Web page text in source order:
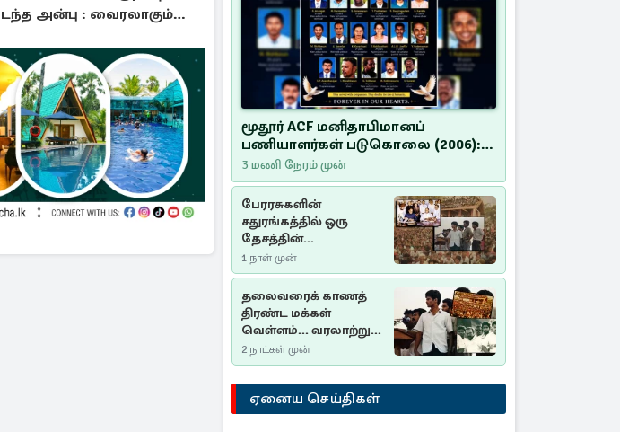
அன்பு : வைரலாகும்
மூதூர் ACF மனிதாபிமானப்
பணியாளர்கள் படுகொலை (2006):
20 ஆண்டுகளாகியும் நீதி
மறுக்கப்பட்ட மனிதாபிமானப்
பேரவலம்
3 மணி நேரம் முன்
பேரரசுகளின்
சதுரங்கத்தில் ஒரு
தேசத்தின்
தீர்க்கதரிசனம் :
சுதுமலை பிரகடனம்
ஒரு வரலாற்றுப் பாடம்
1 நாள் முன்
தலைவரைக் காணத்
திரண்ட மக்கள்
வெள்ளம்... வரலாற்றுச்
சிறப்புமிக்க சுதுமலைப்
பிரகடனம்…
2 நாட்கள் முன்
ஏனைய செய்திகள்